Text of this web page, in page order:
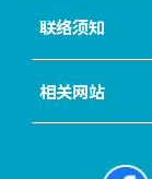
联络须知
相关网站